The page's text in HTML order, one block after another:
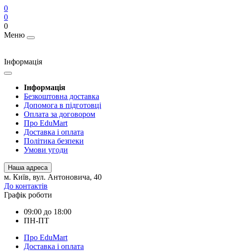
0
0
0
Меню
Інформація
Інформація
Безкоштовна доставка
Допомога в підготовці
Оплата за договором
Про EduMart
Доставка і оплата
Політика безпеки
Умови угоди
Наша адреса
м. Київ, вул. Антоновича, 40
До контактів
Графік роботи
09:00 до 18:00
ПН-ПТ
Про EduMart
Доставка і оплата